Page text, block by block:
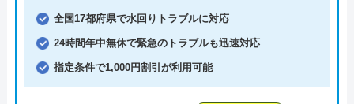
全国17都府県で水回りトラブルに対応
24時間年中無休で緊急のトラブルも迅速対応
指定条件で1,000円割引が利用可能